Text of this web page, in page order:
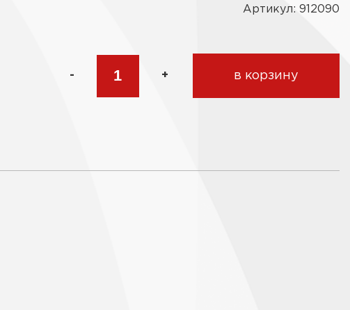
Артикул: 912090
- + в корзину